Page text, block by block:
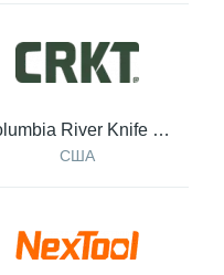
Columbia River Knife & Tool
США